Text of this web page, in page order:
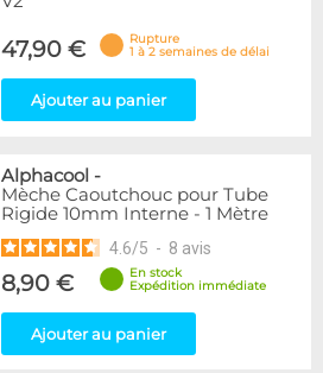
47,90 €
Rupture
1 à 2 semaines de délai
Ajouter au panier
Alphacool -
Mèche Caoutchouc pour Tube
Rigide 10mm Interne - 1 Mètre
4.6/5 - 8 avis
8,90 €
En stock
Expédition immédiate
Ajouter au panier